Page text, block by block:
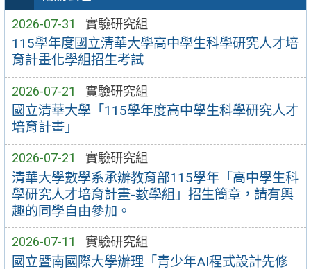
2026-07-31 實驗研究組
115學年度國立清華大學高中學生科學研究人才培
育計畫化學組招生考試
2026-07-21 實驗研究組
國立清華大學「115學年度高中學生科學研究人才
培育計畫」
2026-07-21 實驗研究組
清華大學數學系承辦教育部115學年「高中學生科
學研究人才培育計畫-數學組」招生簡章，請有興
趣的同學自由參加。
2026-07-11 實驗研究組
國立暨南國際大學辦理「青少年AI程式設計先修